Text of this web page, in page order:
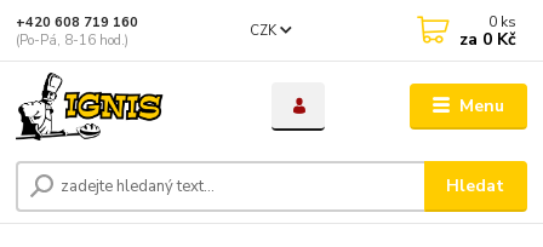
Menu
CZK
Hledat
+420 608 719 160
(Po-Pá, 8-16 hod.)
0 ks
za 0 Kč